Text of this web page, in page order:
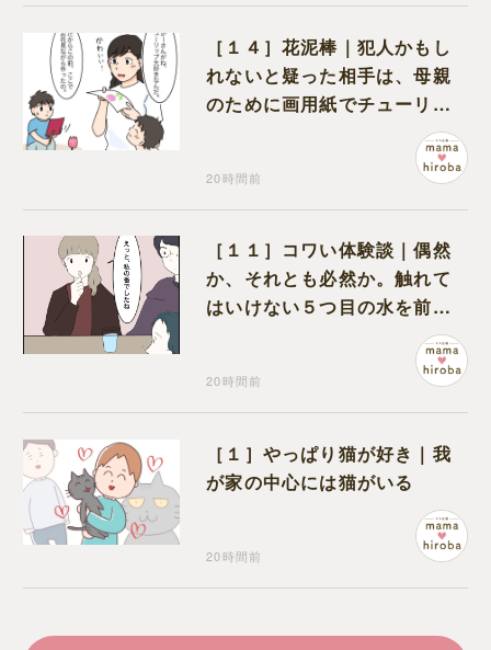
［１４］花泥棒｜犯人かもし
れないと疑った相手は、母親
のために画用紙でチューリッ
プを作っていただけだった
20時間前
［１１］コワい体験談｜偶然
か、それとも必然か。触れて
はいけない５つ目の水を前に
20時間前
［１］やっぱり猫が好き｜我
が家の中心には猫がいる
20時間前